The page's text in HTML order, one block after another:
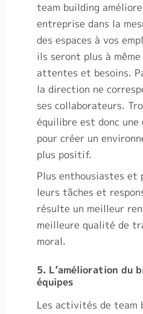
team building
entreprise dans la
des espaces à vos
ils seront plus à
attentes et besoins.
la direction ne
ses collaborateurs.
équilibre est donc
pour créer un
plus positif.
Plus enthousiastes et
leurs tâches et
résulte un meilleur
meilleure qualité de
moral.
5. L’amélioration du
équipes
Les activités de team